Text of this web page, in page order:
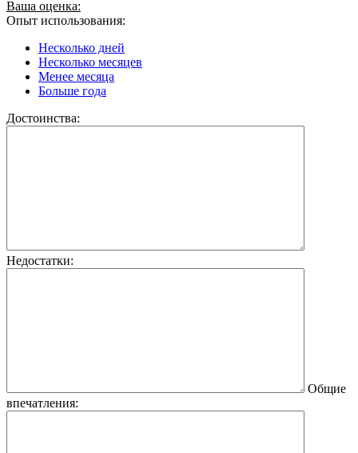
Ваша оценка:
Опыт использования:
Несколько дней
Несколько месяцев
Менее месяца
Больше года
Достоинства:
Недостатки:
Общие
впечатления: